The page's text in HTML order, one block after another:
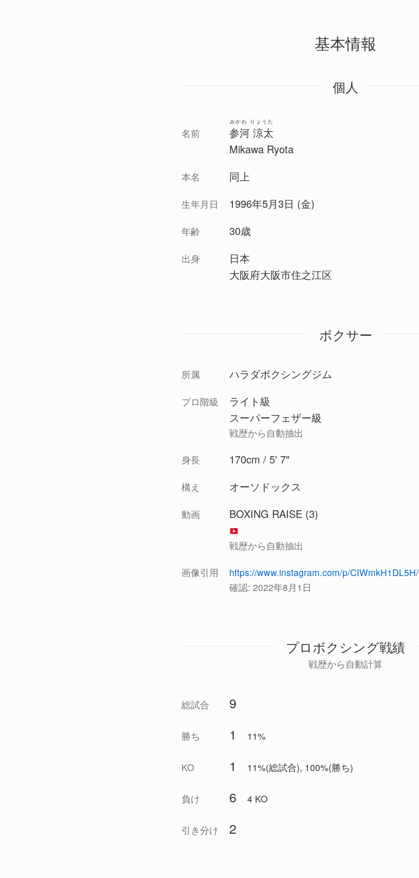
基本情報
個人
名前 参河 涼太
みかわ りょうた
Mikawa Ryota
本名 同上
生年月日 1996年5月3日 (金)
年齢 30歳
出身
日本
大阪府大阪市住之江区
ボクサー
所属 ハラダボクシングジム
プロ階級
ライト級
スーパーフェザー級
戦歴から自動抽出
身長 170cm / 5' 7"
構え オーソドックス
動画 BOXING RAISE (3)
戦歴から自動抽出
画像引用
https://www.instagram.com/p/CIWmkH1DL5H/
確認: 2022年8月1日
プロボクシング戦績
戦歴から自動計算
総試合 9
勝ち 1 11%
KO 1 11%(総試合), 100%(勝ち)
負け 6 4 KO
引き分け 2